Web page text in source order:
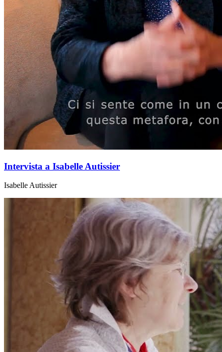
Intervista a Isabelle Autissier
Isabelle Autissier